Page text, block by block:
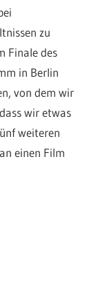
zu
Finale des
in Berlin
von dem wir
wir etwas
weiteren
einen Film